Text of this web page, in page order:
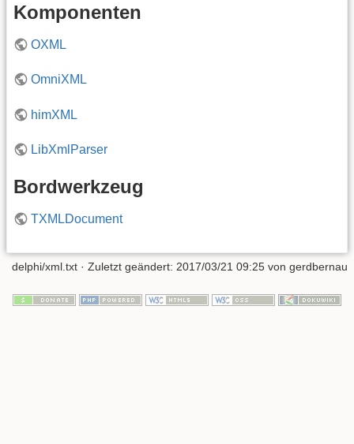
Komponenten
OXML
OmniXML
himXML
LibXmlParser
Bordwerkzeug
TXMLDocument
delphi/xml.txt · Zuletzt geändert: 2017/03/21 09:25 von gerdbernau